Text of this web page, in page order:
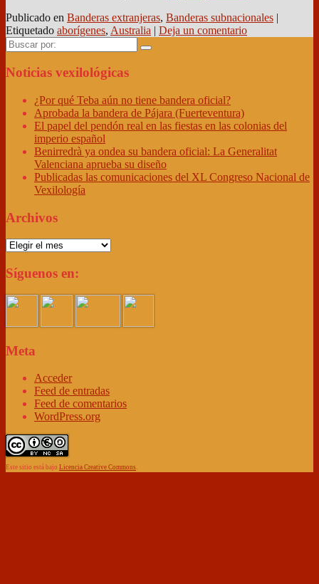
Publicado en Banderas extranjeras, Banderas subnacionales |
Etiquetado aborígenes, Australia | Deja un comentario
Buscar
por:
Noticias vexilológicas
¿Por qué Teba aún no tiene bandera oficial?
Aprobada la bandera de Pájara (Fuerteventura)
El papel del pendón real en las fiestas en las colonias del
imperio español
Benirredrà ya ondea su bandera oficial: La Generalitat
Valenciana aprueba su diseño
Publicadas las comunicaciones del XL Congreso Nacional de
Vexilología
Archivos
Archivos
Síguenos en:
Meta
Acceder
Feed de entradas
Feed de comentarios
WordPress.org
Este sitio está bajo Licencia Creative Commons.